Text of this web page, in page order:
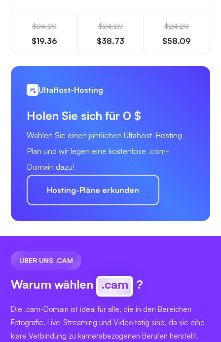
$24.20
$19.36
$24.20
$38.73
$24.20
$58.09
UltaHost-Hosting
Holen Sie sich für 0 $
Wählen Sie einen jährlichen Ultahost-Hosting-
Plan und wir legen eine kostenlose .com-
Domain dazu!
Hosting-Pläne erkunden
ÜBER UNS .CAM
Warum wählen .cam ?
Die .cam-Domain ist ideal für alle, die in den Bereichen
Fotografie, Live-Streaming und Video tätig sind, da sie eine
klare Verbindung zu kamerabezogenen Berufen herstellt.